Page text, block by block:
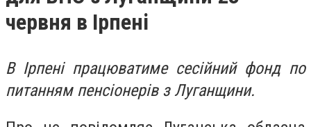
червня в Ірпені
В Ірпені працюватиме сесійний фонд по
питанням пенсіонерів з Луганщини.